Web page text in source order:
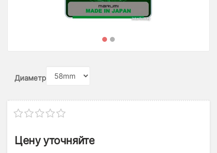
Диаметр
Цену уточняйте